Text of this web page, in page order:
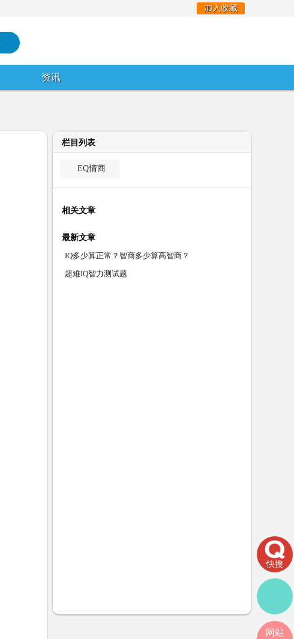
加入收藏
资讯
栏目列表
EQ情商
相关文章
最新文章
IQ多少算正常？智商多少算高智商？
超难IQ智力测试题
快搜
网站